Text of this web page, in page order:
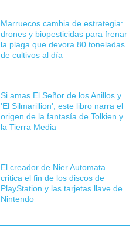
Marruecos cambia de estrategia:
drones y biopesticidas para frenar
la plaga que devora 80 toneladas
de cultivos al día
Si amas El Señor de los Anillos y
'El Silmarillion', este libro narra el
origen de la fantasía de Tolkien y
la Tierra Media
El creador de Nier Automata
critica el fin de los discos de
PlayStation y las tarjetas llave de
Nintendo